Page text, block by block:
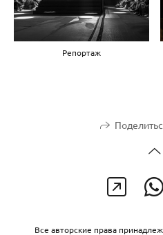
Репортаж
Все авторские права